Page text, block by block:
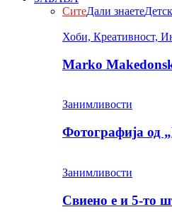
СитеДали знаете
Хоби, Креативност,
Marko
Занимливости
Фотографија од
Занимливости
Свиено е и 5-то